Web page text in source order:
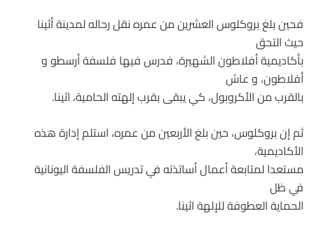
فحين بلغ بروكلوس العشرين من عمره نقل رحاله لمدينة أثينا
حيث التحق
بأكاديمية أفلاطون الشهيرة، فدرس فيها فلسفة أرسطو و
أفلاطون، و عاش
بالقرب من الأكروبول، كي يبقى بقرب إلهته الحامية، اثينا.
ثم إن بروكلوس، حين بلغ الأربعين من عمره، استلم إدارة هذه
الأكاديمية،
مستعدا لمتابعة أعمال أساتذته في تدريس الفلسفة اليونانية
في ظل
الحماية العطوفة للإلهة اثينا.